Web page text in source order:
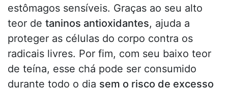
estômagos sensíveis. Graças ao seu alto
teor de taninos antioxidantes, ajuda a
proteger as células do corpo contra os
radicais livres. Por fim, com seu baixo teor
de teína, esse chá pode ser consumido
durante todo o dia sem o risco de excesso